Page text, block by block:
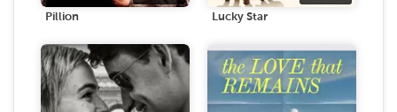
Pillion Lucky Star